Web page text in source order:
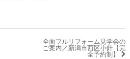
全面フルリフォーム見学会の
ご案内／新潟市西区小針【完
全予約制】